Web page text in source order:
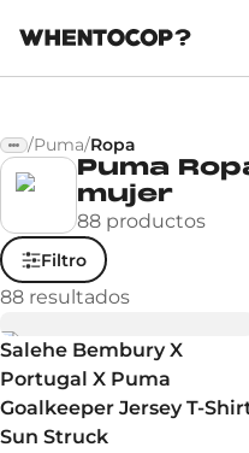
/Puma/Ropa
Puma
mujer
88 productos
Filtro
88 resultados
Salehe Bembury X
Portugal X Puma
Goalkeeper Jersey T-
Sun Struck